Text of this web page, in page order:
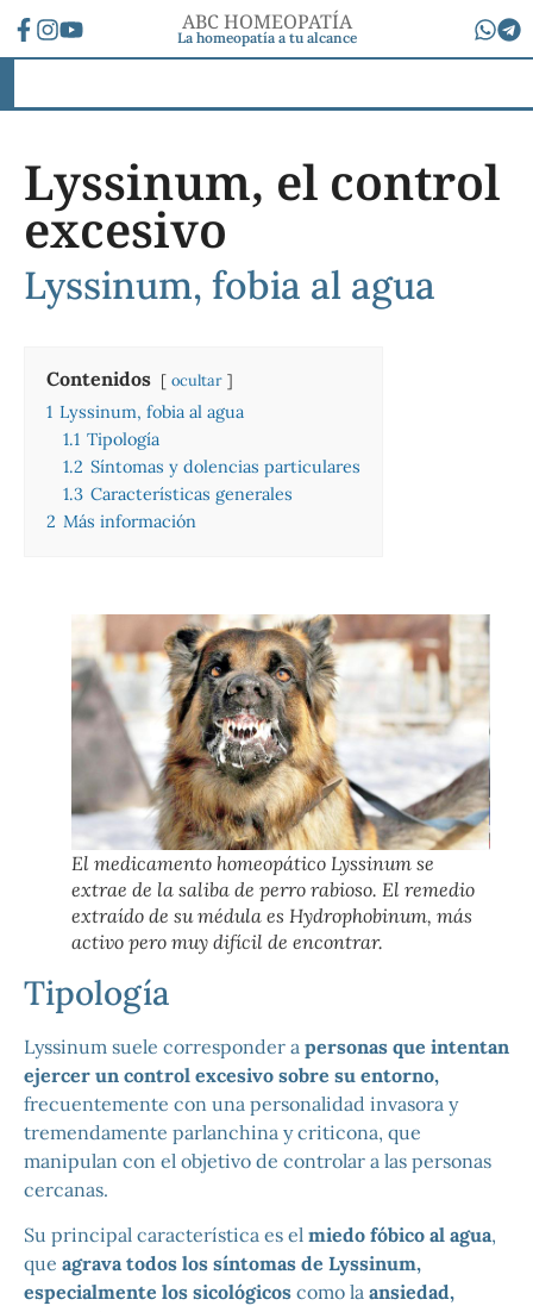
ABC HOMEOPATÍA
La homeopatía a tu alcance
Lyssinum, el control
excesivo
Lyssinum, fobia al agua
Contenidos ocultar
1 Lyssinum, fobia al agua
1.1 Tipología
1.2 Síntomas y dolencias particulares
1.3 Características generales
2 Más información
El medicamento homeopático Lyssinum se
extrae de la saliba de perro rabioso. El remedio
extraído de su médula es Hydrophobinum, más
activo pero muy difícil de encontrar.
Tipología
Lyssinum suele corresponder a personas que intentan
ejercer un control excesivo sobre su entorno,
frecuentemente con una personalidad invasora y
tremendamente parlanchina y criticona, que
manipulan con el objetivo de controlar a las personas
cercanas.
Su principal característica es el miedo fóbico al agua,
que agrava todos los síntomas de Lyssinum,
especialmente los sicológicos como la ansiedad,